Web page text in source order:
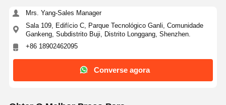
Mrs. Yang-Sales Manager
Sala 109, Edifício C, Parque Tecnológico Ganli, Comunidade
Gankeng, Subdistrito Buji, Distrito Longgang, Shenzhen.
+86 18902462095
Converse agora